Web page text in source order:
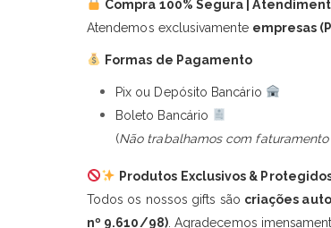
Compra 100% Segura |
Atendemos exclusivamente empresas
Formas de Pagamento
Pix ou Depósito Bancário
Boleto Bancário
(Não trabalhamos com
Produtos Exclusivos &
Todos os nossos gifts são criações
nº 9.610/98). Agradecemos